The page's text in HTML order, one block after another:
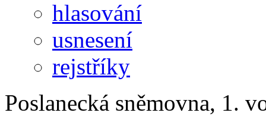
hlasování
usnesení
rejstříky
Poslanecká sněmovna, 1.